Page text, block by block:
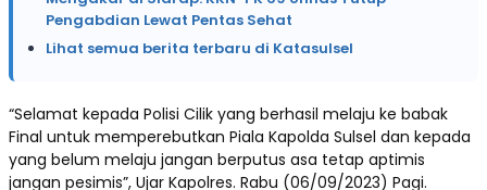
Pengabdian Lewat Pentas Sehat
Lihat semua berita terbaru di Katasulsel
“Selamat kepada Polisi Cilik yang berhasil melaju ke babak
Final untuk memperebutkan Piala Kapolda Sulsel dan kepada
yang belum melaju jangan berputus asa tetap aptimis
jangan pesimis”, Ujar Kapolres. Rabu (06/09/2023) Pagi.